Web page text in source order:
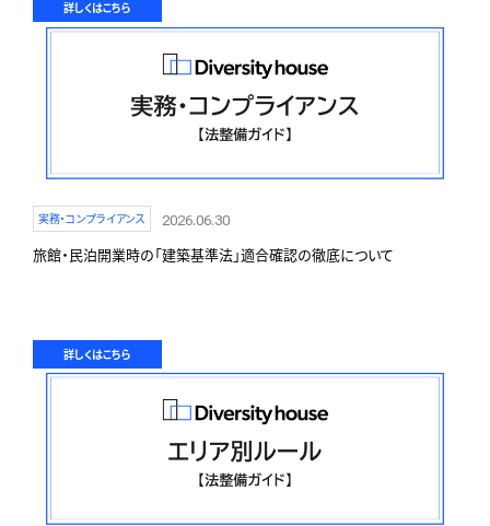
詳しくはこちら
実務・コンプライアンス 2026.06.30
旅館・民泊開業時の「建築基準法」適合確認の徹底について
詳しくはこちら